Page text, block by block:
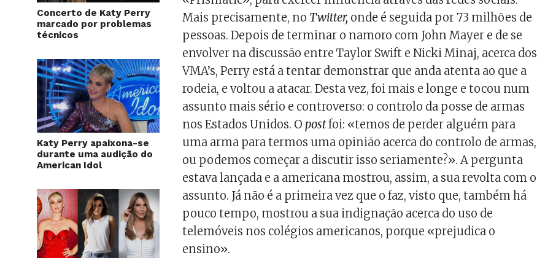
Concerto de Katy Perry
marcado por problemas
técnicos
Katy Perry apaixona-se
durante uma audição do
American Idol
Mais precisamente, no Twitter, onde é seguida por 73 milhões de
pessoas. Depois de terminar o namoro com John Mayer e de se
envolver na discussão entre Taylor Swift e Nicki Minaj, acerca dos
VMA’s, Perry está a tentar demonstrar que anda atenta ao que a
rodeia, e voltou a atacar. Desta vez, foi mais e longe e tocou num
assunto mais sério e controverso: o controlo da posse de armas
nos Estados Unidos. O postfoi: «temos de perder alguém para
uma arma para termos uma opinião acerca do controlo de armas,
ou podemos começar a discutir isso seriamente?». A pergunta
estava lançada e a americana mostrou, assim, a sua revolta com o
assunto. Já não é a primeira vez que o faz, visto que, também há
pouco tempo, mostrou a sua indignação acerca do uso de
telemóveis nos colégios americanos, porque «prejudica o
ensino».